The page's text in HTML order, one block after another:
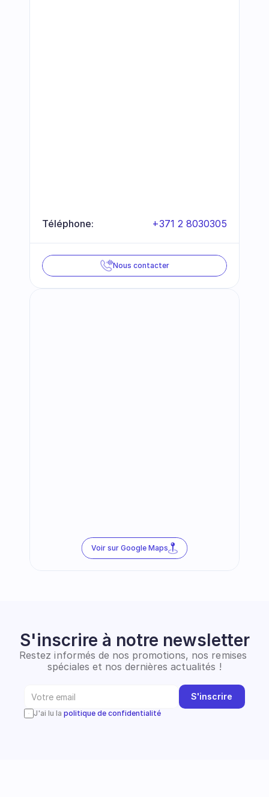
Téléphone: +371 2 8030305
Nous contacter
Voir sur Google Maps
S'inscrire à notre newsletter
Restez informés de nos promotions, nos remises
spéciales et nos dernières actualités !
S'inscrire
J'ai lu la politique de confidentialité